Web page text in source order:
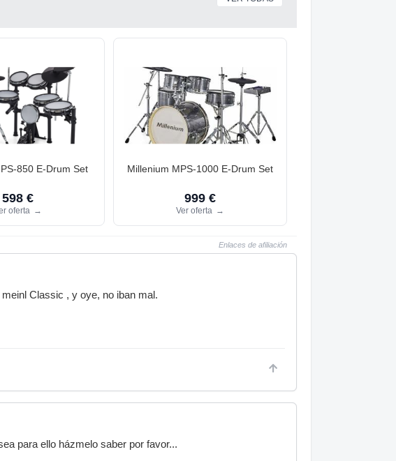
850 E-Drum Set
598 €
oferta →
Millenium MPS-1000 E-Drum Set
999 €
Ver oferta →
Enlaces de afiliación
Classic , y oye, no iban mal.
para ello házmelo saber por favor...